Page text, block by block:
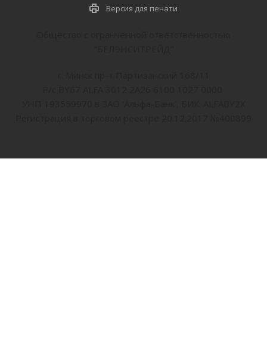
Версия для печати